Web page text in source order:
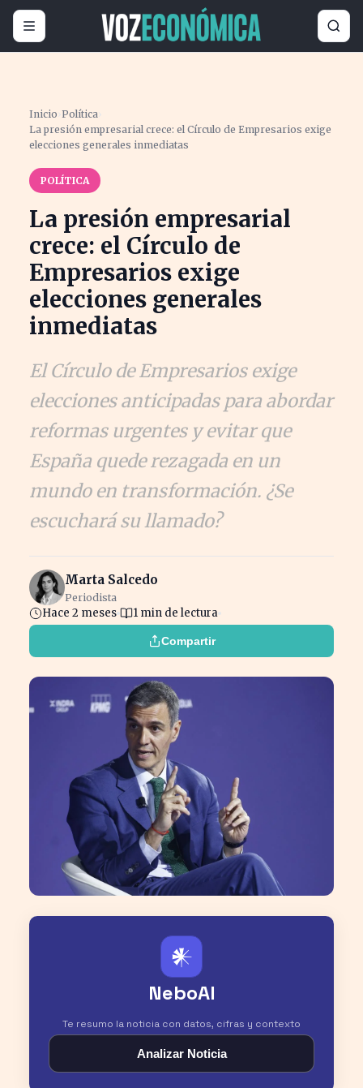
Inicio ›Política›
La presión empresarial crece: el Círculo de Empresarios exige
elecciones generales inmediatas
POLÍTICA
La presión empresarial
crece: el Círculo de
Empresarios exige
elecciones generales
inmediatas
El Círculo de Empresarios exige
elecciones anticipadas para abordar
reformas urgentes y evitar que
España quede rezagada en un
mundo en transformación. ¿Se
escuchará su llamado?
Marta Salcedo
Periodista
Hace 2 meses 1 min de lectura
Compartir
𒀭
NeboAI
Te resumo la noticia con datos, cifras y contexto
Analizar Noticia